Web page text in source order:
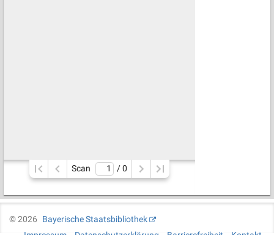
Scan / 0
©2026
Bayerische Staatsbibliothek